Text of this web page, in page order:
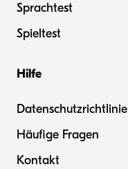
Sprachtest
Spieltest
Hilfe
Datenschutzrichtlinie
Häufige Fragen
Kontakt